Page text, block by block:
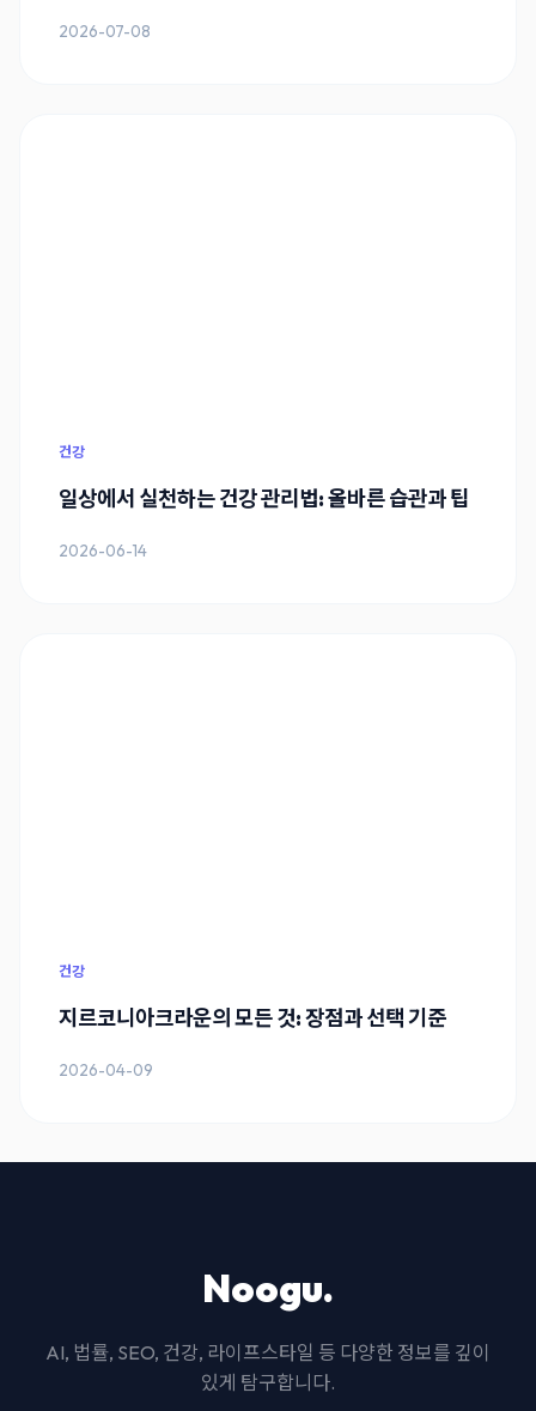
2026-07-08
건강
일상에서 실천하는 건강 관리법: 올바른 습관과 팁
2026-06-14
건강
지르코니아크라운의 모든 것: 장점과 선택 기준
2026-04-09
Noogu.
AI, 법률, SEO, 건강, 라이프스타일 등 다양한 정보를 깊이
있게 탐구합니다.